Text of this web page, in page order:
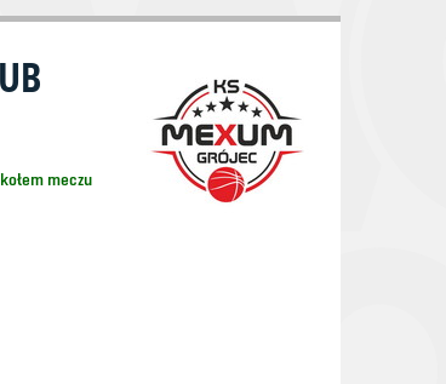
meczu